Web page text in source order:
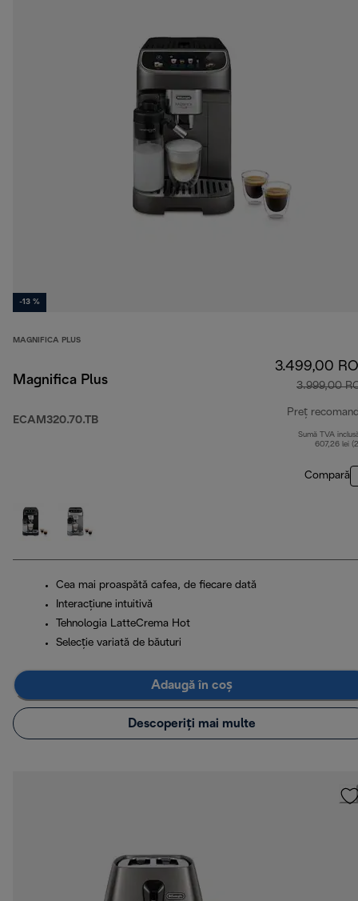
-13 %
MAGNIFICA PLUS
Magnifica Plus
ECAM320.70.TB
3.499,00
3.999,00
Preț
Sumă TVA
607,26 lei
Compară
Cea mai proaspătă cafea, de fiecare dată
Interacțiune intuitivă
Tehnologia LatteCrema Hot
Selecție variată de băuturi
Adaugă în coș
Descoperiți mai multe